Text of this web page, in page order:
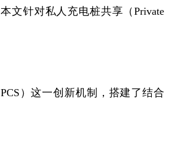
文针对私人充电桩共享（Private
PCS）这一创新机制，搭建了结合